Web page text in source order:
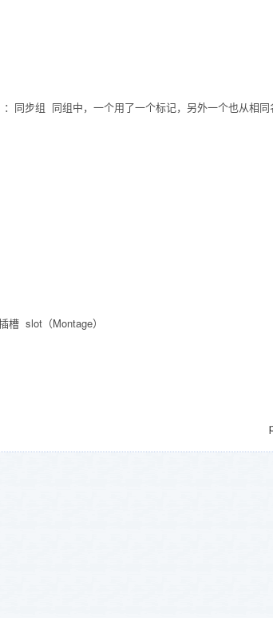
同步组 同组中，一个用了一个标记，另外一个也从相同
slot（Montage）